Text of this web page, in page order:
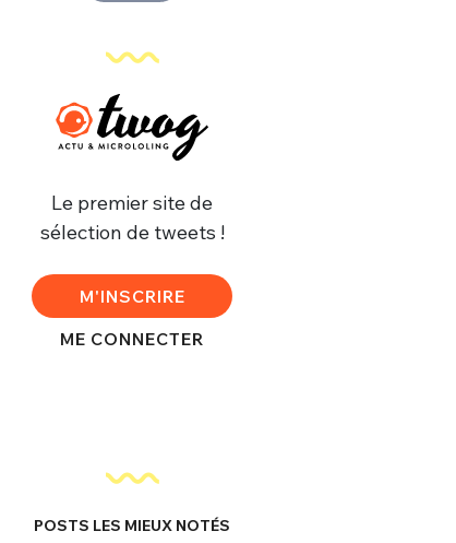
Le premier site de
sélection de tweets !
M'INSCRIRE
ME CONNECTER
POSTS LES MIEUX NOTÉS
FERMER